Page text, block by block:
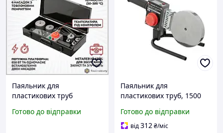
Паяльник для
пластикових труб
Вт, 20-63 мм, кейс
Готово до відправки
Паяльник для
пластикових труб, 1500
90, 110 мм, металевий
кейс INTERTOOL RT-2113
Готово до відправки
від312₴/міс